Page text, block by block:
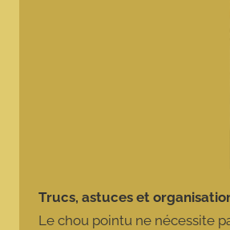
Trucs, astuces et
Le chou pointu ne nécessite